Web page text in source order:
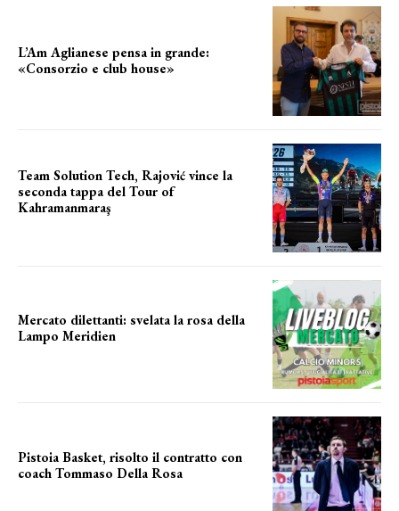
L’Am Aglianese pensa in grande:
«Consorzio e club house»
Team Solution Tech, Rajović vince la
seconda tappa del Tour of
Kahramanmaraş
Mercato dilettanti: svelata la rosa della
Lampo Meridien
Pistoia Basket, risolto il contratto con
coach Tommaso Della Rosa